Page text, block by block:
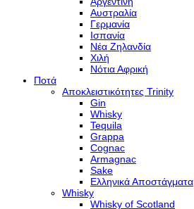
Αυστραλία
Γερμανία
Ισπανία
Νέα Ζηλανδία
Χιλή
Νότια Αφρική
Ποτά
Αποκλειστικότητες Trinity
Gin
Whisky
Tequila
Grappa
Cognac
Armagnac
Sake
Ελληνικά Αποστάγματα
Whisky
Whisky of Scotland